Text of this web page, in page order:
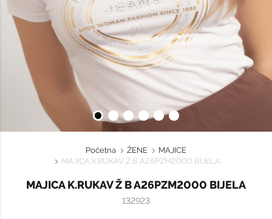
Početna ŽENE
MAJICE
MAJICA K.RUKAV Ž B A26PZM2000 BIJELA
MAJICA K.RUKAV Ž B A26PZM2000 BIJELA
132923